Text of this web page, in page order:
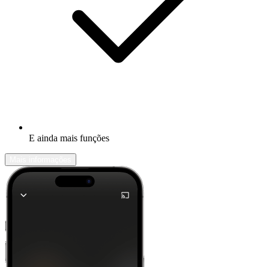
E ainda mais funções